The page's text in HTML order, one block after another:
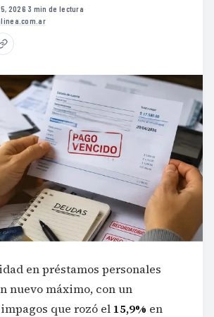
2026·3 min de lectura·
en préstamos personales
nuevo máximo, con un
que rozó el 15,9% en